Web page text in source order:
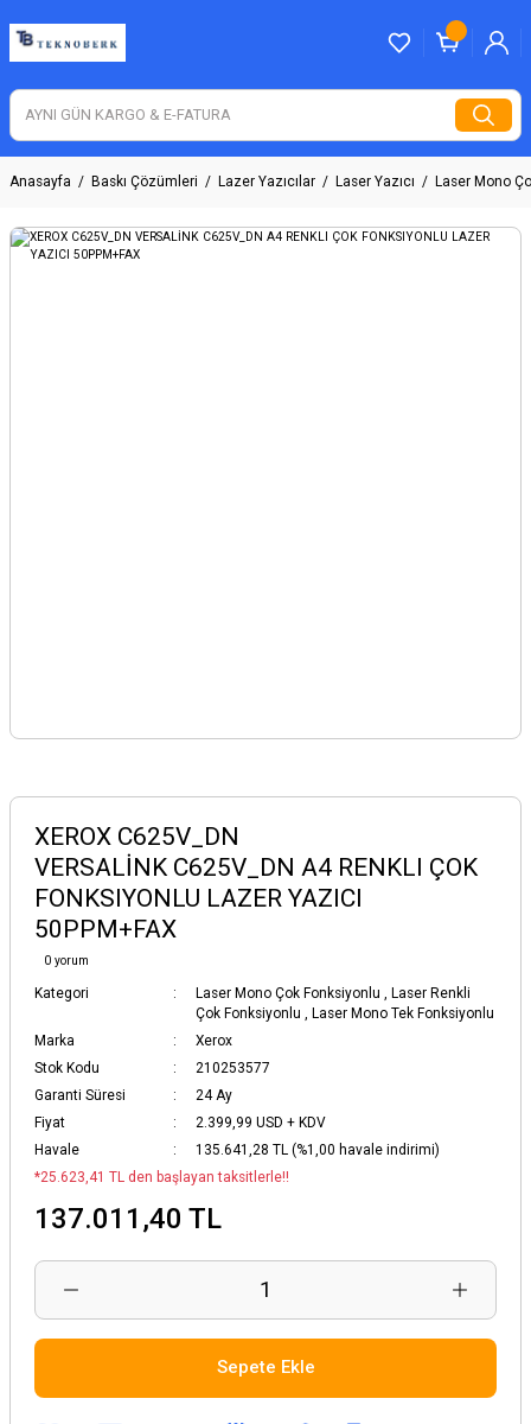
Anasayfa Baskı Çözümleri Lazer Yazıcılar Laser Yazıcı Laser Mono
XEROX C625V_DN
VERSALİNK C625V_DN A4 RENKLI ÇOK
FONKSIYONLU LAZER YAZICI
50PPM+FAX
0 yorum
Kategori Laser Mono Çok Fonksiyonlu , Laser Renkli
Çok Fonksiyonlu , Laser Mono Tek Fonksiyonlu
Marka
Xerox
Stok Kodu
210253577
Garanti Süresi
24 Ay
Fiyat
2.399,99 USD + KDV
Havale
135.641,28 TL (%1,00 havale indirimi)
*25.623,41 TL den başlayan taksitlerle!!
137.011,40 TL
Sepete Ekle